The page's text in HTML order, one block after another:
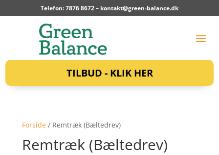
Telefon: 7876 8672 – kontakt@green-balance.dk
TILBUD - KLIK HER
Forside/ Remtræk (Bæltedrev)
Remtræk (Bæltedrev)